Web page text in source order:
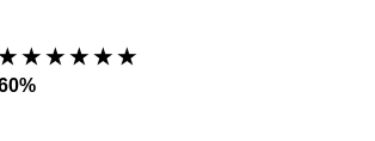
★ ★ ★ ★ ★ ★